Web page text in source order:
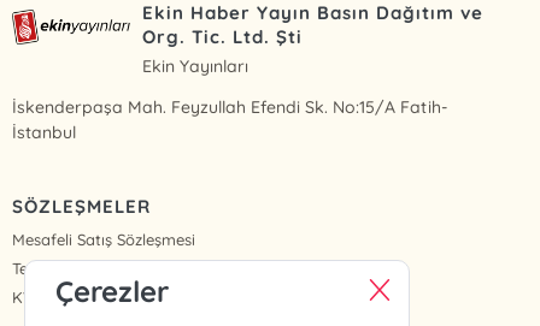
Ekin Haber Yayın Basın Dağıtım ve
Org. Tic. Ltd. Şti
Ekin Yayınları
İskenderpaşa Mah. Feyzullah Efendi Sk. No:15/A Fatih-
İstanbul
SÖZLEŞMELER
Mesafeli Satış Sözleşmesi
Teslimat ve İade
KVKK Politikası ve Aydınlatma Metinleri
Çerezler